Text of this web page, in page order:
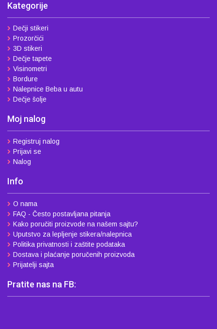
Kategorije
Dečji stikeri
Prozorčići
3D stikeri
Dečje tapete
Visinometri
Bordure
Nalepnice Beba u autu
Dečje šolje
Moj nalog
Registruj nalog
Prijavi se
Nalog
Info
O nama
FAQ - Često postavljana pitanja
Kako poručiti proizvode na našem sajtu?
Uputstvo za lepljenje stikera/nalepnica
Politika privatnosti i zaštite podataka
Dostava i plaćanje poručenih proizvoda
Prijatelji sajta
Pratite nas na FB: